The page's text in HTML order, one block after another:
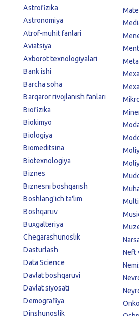
Astrofizika
Astronomiya
Atrof-muhit fanlari
Aviatsiya
Axborot texnologiyalari
Bank ishi
Barcha soha
Barqaror rivojlanish fanlari
Biofizika
Biokimyo
Biologiya
Biomeditsina
Biotexnologiya
Biznes
Biznesni boshqarish
Boshlang'ich ta'lim
Boshqaruv
Buxgalteriya
Chegarashunoslik
Dasturlash
Data Science
Davlat boshqaruvi
Davlat siyosati
Demografiya
Dinshunoslik
Neft